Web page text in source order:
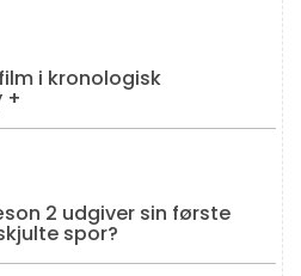
i kronologisk
+
2 udgiver sin første
spor?